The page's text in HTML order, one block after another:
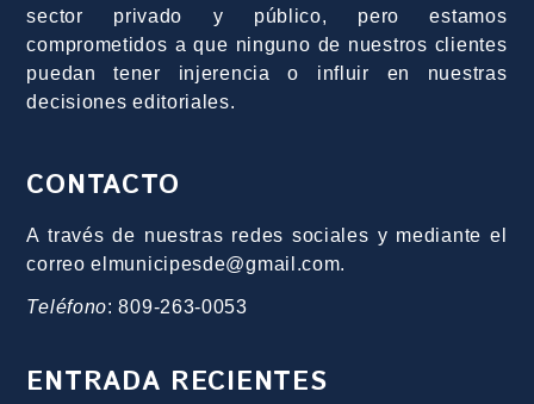
sector privado y público, pero estamos
comprometidos a que ninguno de nuestros clientes
puedan tener injerencia o influir en nuestras
decisiones editoriales.
CONTACTO
A través de nuestras redes sociales y mediante el
correo elmunicipesde@gmail.com.
Teléfono: 809-263-0053
ENTRADA RECIENTES